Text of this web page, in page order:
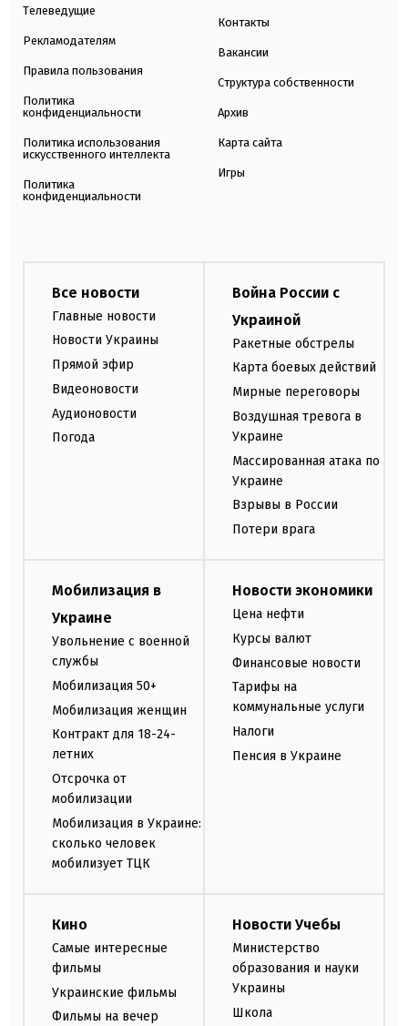
Телеведущие
Рекламодателям
Правила пользования
Политика
конфиденциальности
Политика использования
искусственного интеллекта
Политика
конфиденциальности
Контакты
Вакансии
Структура собственности
Архив
Карта сайта
Игры
Все новости
Главные новости
Новости Украины
Прямой эфир
Видеоновости
Аудионовости
Погода
Война России с
Украиной
Ракетные обстрелы
Карта боевых действий
Мирные переговоры
Воздушная тревога в
Украине
Массированная атака по
Украине
Взрывы в России
Потери врага
Мобилизация в
Украине
Увольнение с военной
службы
Мобилизация 50+
Мобилизация женщин
Контракт для 18-24-
летних
Отсрочка от
мобилизации
Мобилизация в Украине:
сколько человек
мобилизует ТЦК
Новости экономики
Цена нефти
Курсы валют
Финансовые новости
Тарифы на
коммунальные услуги
Налоги
Пенсия в Украине
Кино
Самые интересные
фильмы
Украинские фильмы
Фильмы на вечер
Новости Учебы
Министерство
образования и науки
Украины
Школа